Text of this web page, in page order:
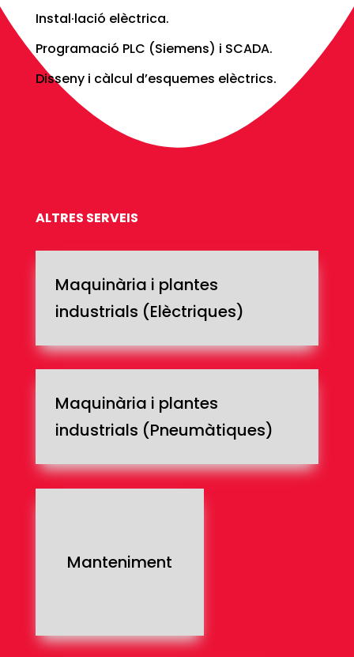
Instal·lació elèctrica.
Programació PLC (Siemens) i SCADA.
Disseny i càlcul d’esquemes elèctrics.
ALTRES SERVEIS
Maquinària i plantes
industrials (Elèctriques)
Maquinària i plantes
industrials (Pneumàtiques)
Manteniment